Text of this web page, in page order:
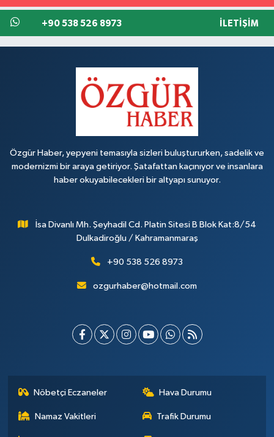
+90 538 526 8973 İLETIŞIM
Özgür Haber, yepyeni temasıyla sizleri buluştururken, sadelik ve
modernizmi bir araya getiriyor. Şatafattan kaçınıyor ve insanlara
haber okuyabilecekleri bir altyapı sunuyor.
İsa Divanlı Mh. Şeyhadil Cd. Platin Sitesi B Blok Kat:8/54
Dulkadiroğlu / Kahramanmaraş
+90 538 526 8973
ozgurhaber@hotmail.com
Nöbetçi Eczaneler Hava Durumu
Namaz Vakitleri Trafik Durumu